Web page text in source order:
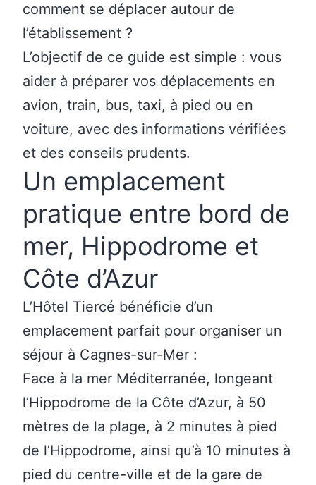
comment se déplacer autour de
l’établissement ?
L’objectif de ce guide est simple : vous
aider à préparer vos déplacements en
avion, train, bus, taxi, à pied ou en
voiture, avec des informations vérifiées
et des conseils prudents.
Un emplacement
pratique entre bord de
mer, Hippodrome et
Côte d’Azur
L’Hôtel Tiercé bénéficie d’un
emplacement parfait pour organiser un
séjour à Cagnes-sur-Mer :
Face à la mer Méditerranée, longeant
l’Hippodrome de la Côte d’Azur, à 50
mètres de la plage, à 2 minutes à pied
de l’Hippodrome, ainsi qu’à 10 minutes à
pied du centre-ville et de la gare de